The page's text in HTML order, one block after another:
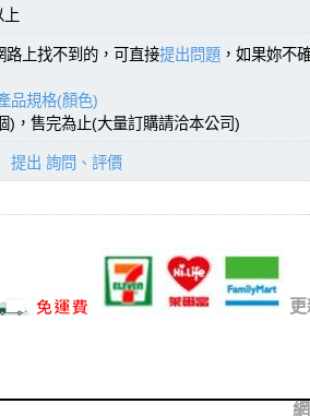
上
路上找不到的，可直接提出問題 ，如果妳不
品規格(顏色)
)，售完為止(大量訂購請洽本公司)
提出 詢問、評價